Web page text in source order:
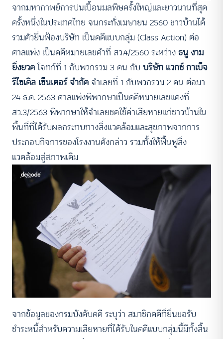
จากมหากาพย์การปนเปื้อนมลพิษครั้งใหญ่และยาวนานที่สุด
ครั้งหนึ่งในประเทศไทย จนกระทั่งเมษายน 2560 ชาวบ้านได้
รวมตัวยื่นฟ้องบริษัท เป็นคดีแบบกลุ่ม (Class Action) ต่อ
ศาลแพ่ง เป็นคดีหมายเลขดำที่ สว.4/2560 ระหว่างธนู งาม
ยิ่งยวดโจทก์ที่ 1 กับพวกรวม 3 คน กับ บริษัท แวกซ์ กาเบ็จ
รีไซเคิล เซ็นเตอร์ จำกัด จำเลยที่ 1 กับพวกรวม 2 คน ต่อมา
24 ธ.ค. 2563 ศาลแพ่งพิพากษาเป็นคดีหมายเลขแดงที่
สว.3/2563 พิพากษาให้จำเลยชดใช้ค่าเสียหายแก่ชาวบ้านใน
พื้นที่ที่ได้รับผลกระทบทางสิ่งแวดล้อมและสุขภาพจากการ
ประกอบกิจการของโรงงานดังกล่าว รวมทั้งให้ฟื้นฟูสิ่ง
แวดล้อมสู่สภาพเดิม
จากข้อมูลของกรมบังคับคดี ระบุว่า สมาชิกคดีที่ยื่นขอรับ
ชำระหนี้สำหรับความเสียหายที่ได้รับในคดีแบบกลุ่มนี้มีทั้งสิ้น